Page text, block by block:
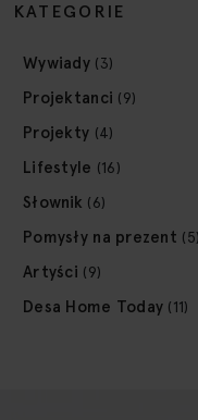
KATEGORIE
Wywiady (3)
Projektanci (9)
Projekty (4)
Lifestyle (16)
Słownik (6)
Pomysły na prezent (5)
Artyści (9)
Desa Home Today (11)